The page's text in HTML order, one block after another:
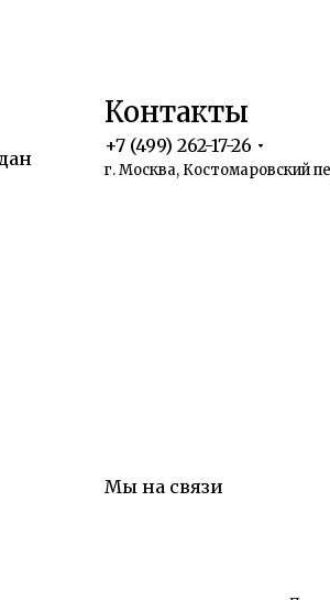
Контакты
+7 (499) 262-17-26
г. Москва, Костомаровский
Мы на связи